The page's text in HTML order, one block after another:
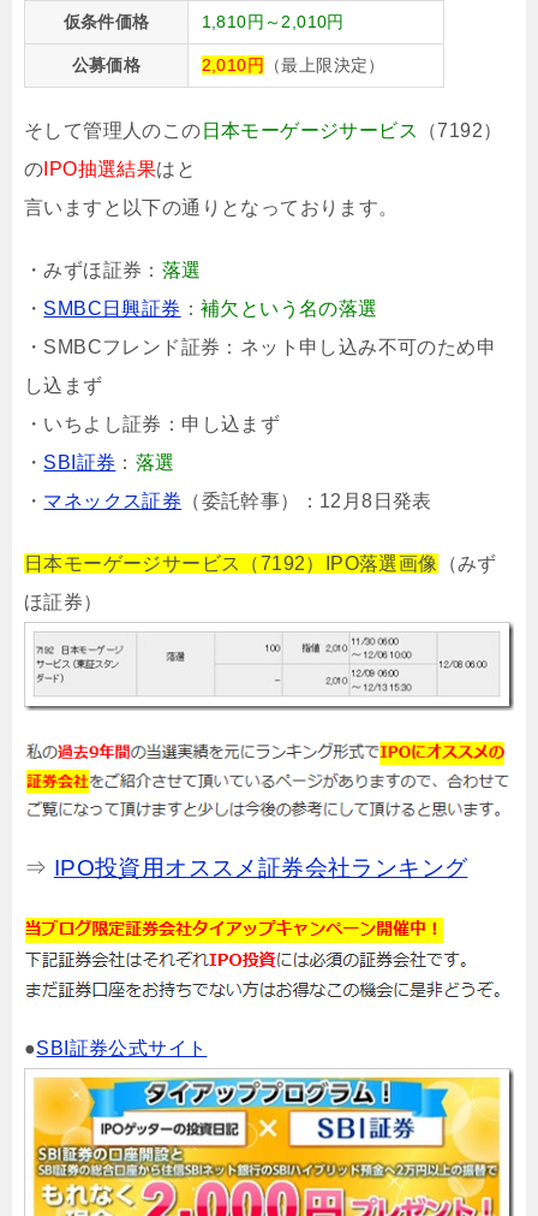
仮条件価格 1,810円～2,010円
公募価格 2,010円 （最上限決定）
そして管理人のこの 日本モーゲージサービス
（7192）
の IPO抽選結果はと
言いますと以下の通りとなっております。
・みずほ証券： 落選
・ SMBC日興証券 ：補欠という名の落選
・SMBCフレンド証券：ネット申し込み不可のため申
し込まず
・いちよし証券：申し込まず
・ SBI証券 ： 落選
・ マネックス証券 （委託幹事）：12月8日発表
日本モーゲージサービス（7192）IPO落選画像
（みず
ほ証券）
⇒ IPO投資用オススメ証券会社ランキング
●SBI証券公式サイト